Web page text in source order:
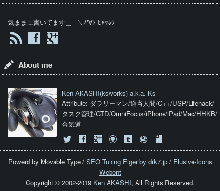
気ままに書いてます＿_ ＼ﾉ'∀ﾝ ﾋｬｯﾎｳ
About me
Ken AKASHI(ksworks) a.k.a. Ks
Attribute: ダラリーマン/適当人間/C++/USP/Lifehack/
タスク管理/GTD/OmniFocus/iPhone/iPad/Mac/HHKB/
合気道
Powerd by Movable Type / SEO Tuning Eiger by drk7.jp/ Elusive-Icons
Webont
Copyright © 2002-2019 Ken AKASHI, All Rights Reserved.